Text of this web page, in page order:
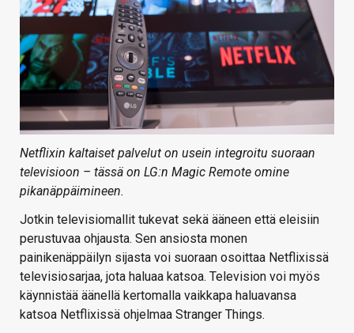
Netflixin kaltaiset palvelut on usein integroitu suoraan
televisioon – tässä on LG:n Magic Remote omine
pikanäppäimineen.
Jotkin televisiomallit tukevat sekä ääneen että eleisiin
perustuvaa ohjausta. Sen ansiosta monen
painikenäppäilyn sijasta voi suoraan osoittaa Netflixissä
televisiosarjaa, jota haluaa katsoa. Television voi myös
käynnistää äänellä kertomalla vaikkapa haluavansa
katsoa Netflixissä ohjelmaa Stranger Things.